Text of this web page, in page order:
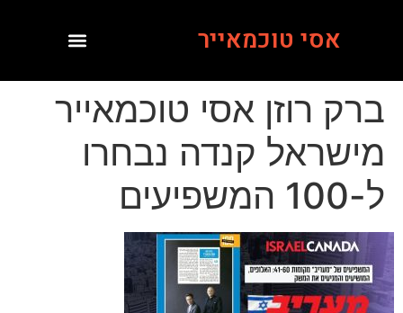
אסי טוכמאייר
ברק רוזן אסי טוכמאייר
מישראל קנדה נבחרו
ל-100 המשפיעים